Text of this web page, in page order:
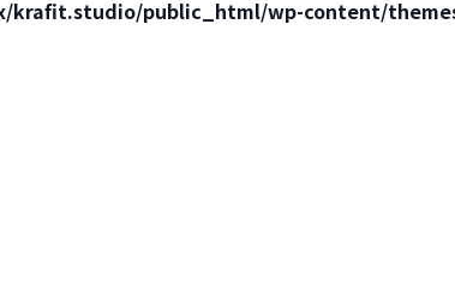
krafit.studio/public_html/wp-content/